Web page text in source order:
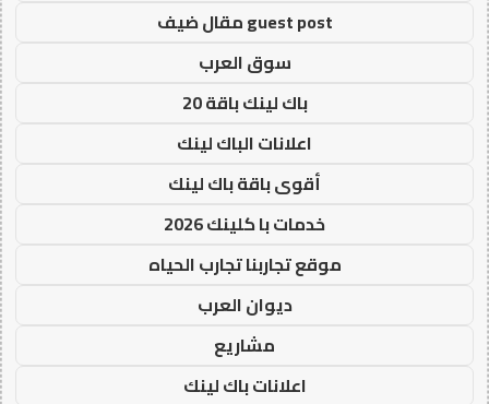
guest post مقال ضيف
سوق العرب
باك لينك باقة 20
اعلانات الباك لينك
أقوى باقة باك لينك
خدمات با كلينك 2026
موقع تجاربنا تجارب الحياه
ديوان العرب
مشاريع
اعلانات باك لينك